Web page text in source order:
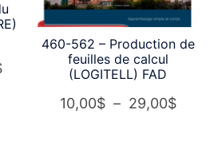
Plage
460-562 – Production de
feuilles de calcul
(LOGITELL) FAD
10,00$ – 29,00$